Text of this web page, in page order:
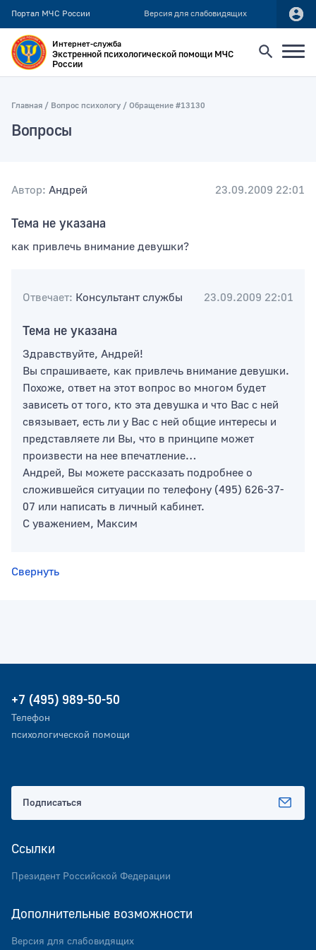
Портал МЧС России Версия для слабовидящих
Искать по:
Публикация не ранее
Публикация не позднее
Тип раздела
Сортировать по
Интернет-служба
Экстренной психологической помощи МЧС
России
Главная Вопрос психологу Обращение #13130
Вопросы
Автор: Андрей 23.09.2009 22:01
Тема не указана
как привлечь внимание девушки?
Отвечает: Консультант службы 23.09.2009 22:01
Тема не указана
Здравствуйте, Андрей!
Вы спрашиваете, как привлечь внимание девушки.
Похоже, ответ на этот вопрос во многом будет
зависеть от того, кто эта девушка и что Вас с ней
связывает, есть ли у Вас с ней общие интересы и
представляете ли Вы, что в принципе может
произвести на нее впечатление…
Андрей, Вы можете рассказать подробнее о
сложившейся ситуации по телефону (495) 626-37-
07 или написать в личный кабинет.
С уважением, Максим
Свернуть
+7 (495) 989-50-50
Телефон
психологической помощи
Ссылки
Президент Российской Федерации
Дополнительные возможности
Версия для слабовидящих
Подписаться